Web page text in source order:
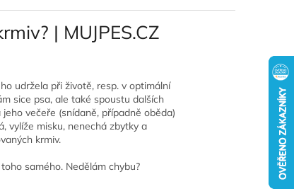
| MUJPES.CZ
udržela při životě, resp. v optimální
sice psa, ale také spoustu dalších
večeře (snídaně, případně oběda)
vylíže misku, nenechá zbytky a
krmiv.
samého. Nedělám chybu?